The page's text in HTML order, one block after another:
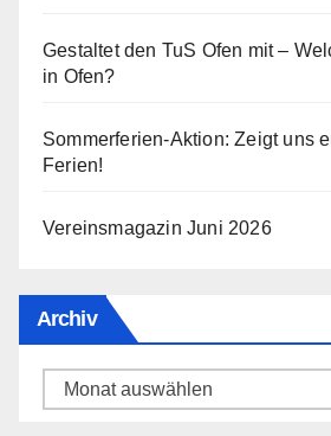
Gestaltet den TuS Ofen mit –
in Ofen?
Sommerferien-Aktion: Zeigt uns
Ferien!
Vereinsmagazin Juni 2026
Archiv
Archiv